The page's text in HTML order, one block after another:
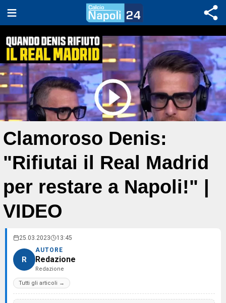
Clamoroso Denis:
"Rifiutai il Real Madrid
per restare a Napoli!" |
VIDEO
25.03.2023 13:45
R
AUTORE
Redazione
Redazione
Tutti gli articoli →